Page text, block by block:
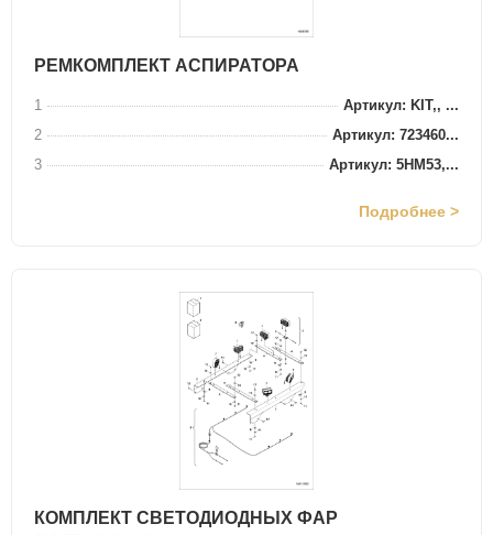
РЕМКОМПЛЕКТ АСПИРАТОРА
1
Артикул: KIT,, ...
2
Артикул: 723460...
3
Артикул: 5HM53,...
Подробнее >
КОМПЛЕКТ СВЕТОДИОДНЫХ ФАР